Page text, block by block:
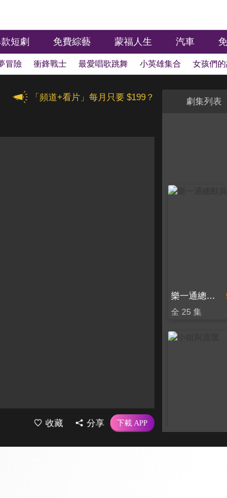
短劇 免費綜藝 蒙福人生 汽車
冒險 衝鋒戰士 最愛唱歌跳舞 小英雄集合 女孩們
「頻道+看片」每月只要 $199？
收藏 分享
劇集列表
樂一通總動員
全 25 集